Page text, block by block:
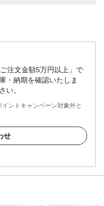
注文金額5万円以上」で
・納期を確認いたしま
い。
ントキャンペーン対象外と
せ